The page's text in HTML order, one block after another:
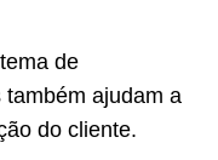
de
ajudam a
do cliente.